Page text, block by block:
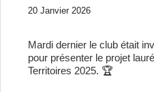
20 Janvier 2026
Mardi dernier le club était
pour présenter le projet
Territoires 2025. 🏆